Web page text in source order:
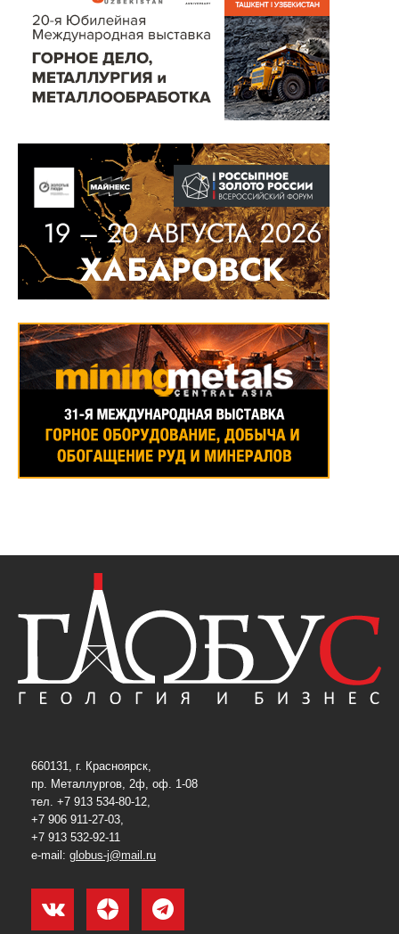
660131, г. Красноярск,
пр. Металлургов, 2ф, оф. 1-08
тел. +7 913 534-80-12,
+7 906 911-27-03,
+7 913 532-92-11
e-mail: globus-j@mail.ru